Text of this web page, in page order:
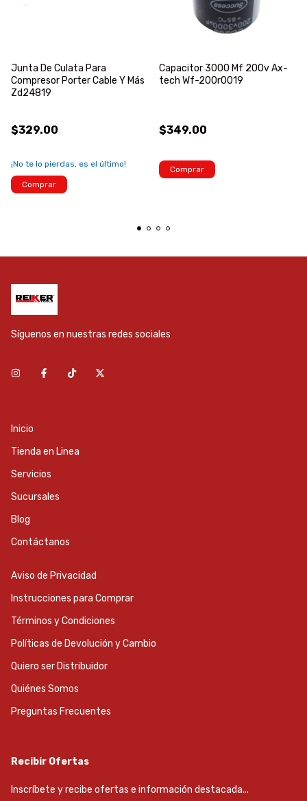
Junta De Culata Para
Compresor Porter Cable Y Más
Zd24819
$329.00
¡No te lo pierdas, es el último!
Comprar
Capacitor 3000 Mf 200v Ax-
tech Wf-200r0019
$349.00
Comprar
Síguenos en nuestras redes sociales
Inicio
Tienda en Linea
Servicios
Sucursales
Blog
Contáctanos
Aviso de Privacidad
Instrucciones para Comprar
Términos y Condiciones
Políticas de Devolución y Cambio
Quiero ser Distribuidor
Quiénes Somos
Preguntas Frecuentes
Recibir Ofertas
Inscríbete y recibe ofertas e información destacada...